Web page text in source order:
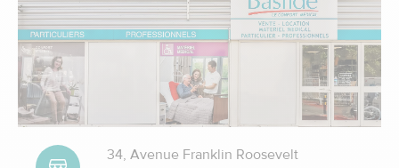
34, Avenue Franklin Roosevelt